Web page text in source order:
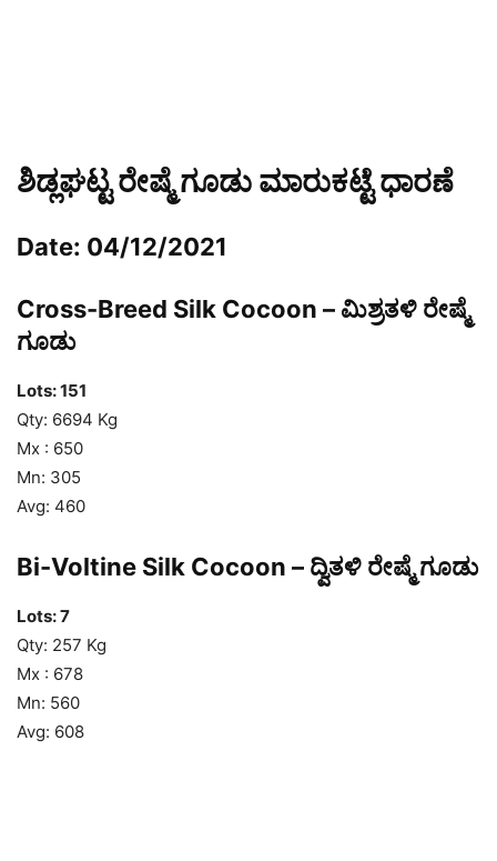
ಶಿಡ್ಲಘಟ್ಟ ರೇಷ್ಮೆ ಗೂಡು ಮಾರುಕಟ್ಟೆ ಧಾರಣೆ
Date: 04/12/2021
Cross-Breed Silk Cocoon – ಮಿಶ್ರತಳಿ ರೇಷ್ಮೆ
ಗೂಡು
Lots: 151
Qty: 6694 Kg
Mx : 650
Mn: 305
Avg: 460
Bi-Voltine Silk Cocoon – ದ್ವಿತಳಿ ರೇಷ್ಮೆ ಗೂಡು
Lots: 7
Qty: 257 Kg
Mx : 678
Mn: 560
Avg: 608